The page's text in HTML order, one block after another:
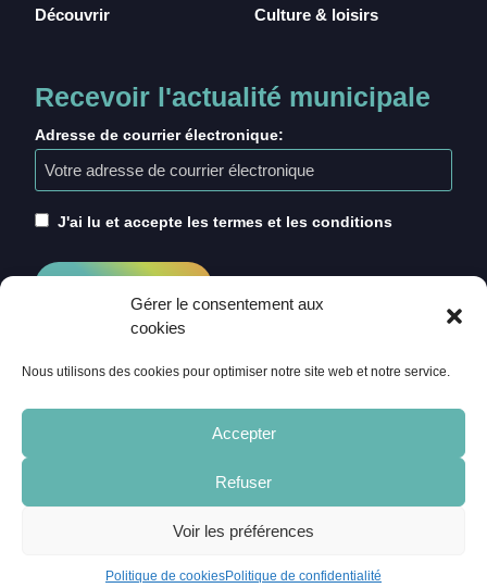
Gérer le consentement aux
cookies
Nous utilisons des cookies pour optimiser notre site web et notre service.
Accepter
Refuser
Voir les préférences
Politique de cookiesPolitique de confidentialité
Découvrir Culture & loisirs
Recevoir l'actualité municipale
Adresse de courrier électronique:
J'ai lu et accepte les termes et les conditions
CRÉDITS
MENTIONS LÉGALES
POLITIQUE DE COOKIES (UE)